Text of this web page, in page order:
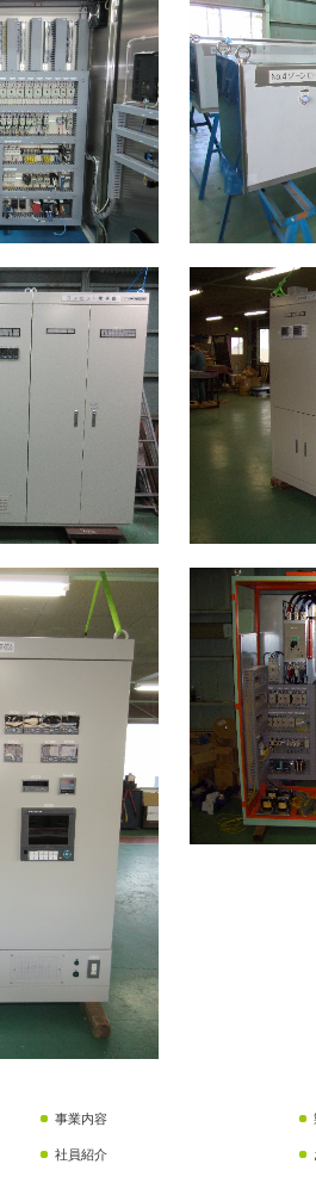
事業内容
社員紹介